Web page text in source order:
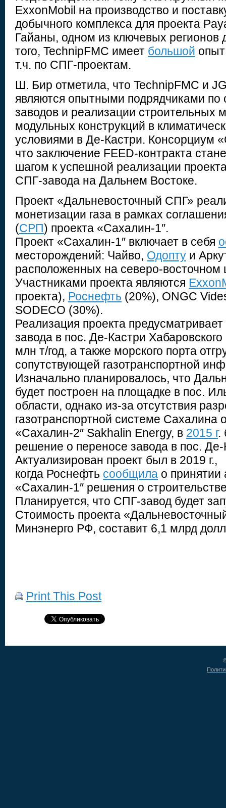
ExxonMobil на производство и
добычного комплекса для проекта
Гайаны, одном из ключевых регионов
того, TechnipFMC имеет большой
т.ч. по СПГ-проектам.
Ш. Бир отметила, что TechnipFMC и
являются опытными подрядчиками по
заводов и реализации строительных
модульных конструкций в
условиями в Де-Кастри. Консорциум
что заключение FEED-контракта
шагом к успешной реализации
СПГ-завода на Дальнем Востоке.
Проект «Дальневосточный СПГ»
монетизации газа в рамках
(СРП) проекта «Сахалин-1″.
Проект «Сахалин-1″ включает в себя
месторождений: Чайво, Одопту и
расположенных на северо-
Участниками проекта являются
проекта), Роснефть (20%), ONGC
SODECO (30%).
Реализация проекта
завода в пос. Де-Кастри
млн т/год, а также морского порта
сопутствующей газотранспортной
Изначально планировалось, что
будет построен на площадке в пос.
области, однако из-за отсутствия
газотранспортной системе Сахалина
«Сахалин-2″ Sakhalin Energy, в 2015 г.
решение о переносе завода в пос. Де-
Актуализирован проект был в 2019 г.,
когда Роснефть сообщила о принятии
«Сахалин-1″ решения о
Планируется, что СПГ-завод будет
Стоимость проекта
Минэнерго РФ, составит 6,1 млрд
Print This Post